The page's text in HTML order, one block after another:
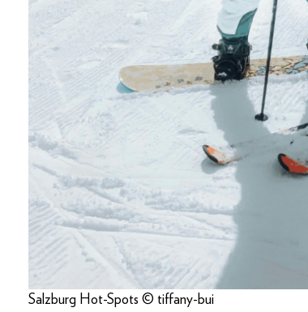
Salzburg Hot-Spots © tiffany-bui